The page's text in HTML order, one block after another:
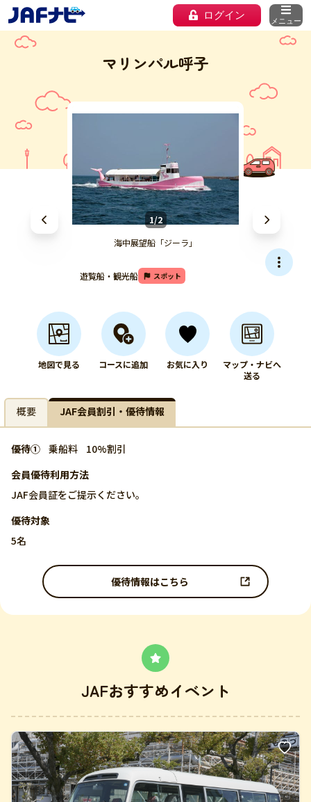
ログイン メニュー
マリンパル呼子
1/2
海中展望船「ジーラ」
遊覧船・観光船 スポット
地図で見る コースに追加 お気に入り
マップ・ナビへ
送る
概要 JAF会員割引・優待情報
優待① 乗船料
10%割引
会員優待利用方法
JAF会員証をご提示ください。
優待対象
5名
優待情報はこちら
JAFおすすめイベント